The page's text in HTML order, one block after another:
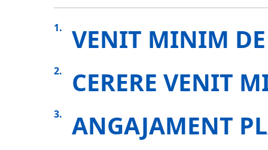
VENIT MINIM
CERERE VENIT
ANGAJAMENT